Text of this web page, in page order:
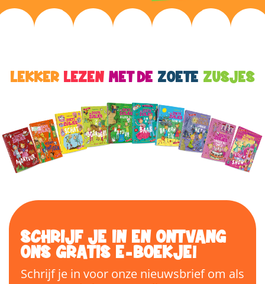
LEKKER LEZEN MET DE ZOETE ZUSJES
SCHRIJF JE IN EN ONTVANG
ONS GRATIS E-BOEKJE!
Schrijf je in voor onze nieuwsbrief om als